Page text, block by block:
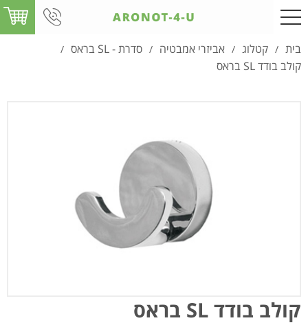
בית / קטלוג / אביזרי אמבטיה / סדרת - SL בראס /
קולב בודד SL בראס
קולב בודד SL בראס